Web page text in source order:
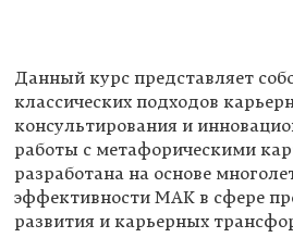
Данный курс представляет
классических подходов
консультирования и
работы с метафорическими
разработана на основе
эффективности МАК в сфере
развития и карьерных